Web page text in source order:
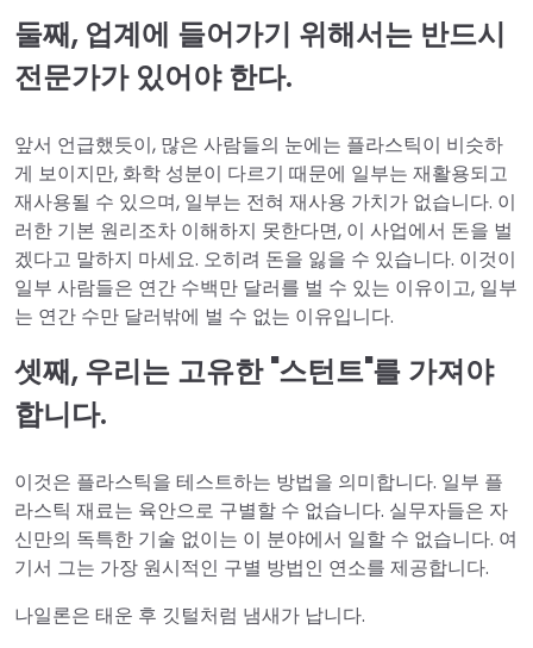
둘째, 업계에 들어가기 위해서는 반드시
전문가가 있어야 한다.
앞서 언급했듯이, 많은 사람들의 눈에는 플라스틱이 비슷하
게 보이지만, 화학 성분이 다르기 때문에 일부는 재활용되고
재사용될 수 있으며, 일부는 전혀 재사용 가치가 없습니다. 이
러한 기본 원리조차 이해하지 못한다면, 이 사업에서 돈을 벌
겠다고 말하지 마세요. 오히려 돈을 잃을 수 있습니다. 이것이
일부 사람들은 연간 수백만 달러를 벌 수 있는 이유이고, 일부
는 연간 수만 달러밖에 벌 수 없는 이유입니다.
셋째, 우리는 고유한 "스턴트"를 가져야
합니다.
이것은 플라스틱을 테스트하는 방법을 의미합니다. 일부 플
라스틱 재료는 육안으로 구별할 수 없습니다. 실무자들은 자
신만의 독특한 기술 없이는 이 분야에서 일할 수 없습니다. 여
기서 그는 가장 원시적인 구별 방법인 연소를 제공합니다.
나일론은 태운 후 깃털처럼 냄새가 납니다.